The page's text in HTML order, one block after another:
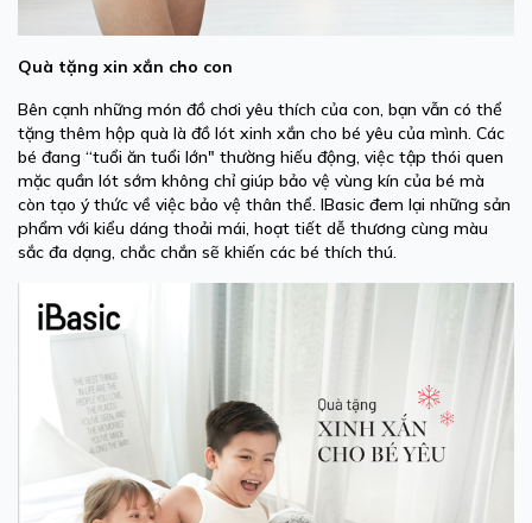
Quà tặng xin xắn cho con
Bên cạnh những món đồ chơi yêu thích của con, bạn vẫn có thể
tặng thêm hộp quà là đồ lót xinh xắn cho bé yêu của mình. Các
bé đang “tuổi ăn tuổi lớn" thường hiếu động, việc tập thói quen
mặc quần lót sớm không chỉ giúp bảo vệ vùng kín của bé mà
còn tạo ý thức về việc bảo vệ thân thể. IBasic đem lại những sản
phẩm với kiểu dáng thoải mái, hoạt tiết dễ thương cùng màu
sắc đa dạng, chắc chắn sẽ khiến các bé thích thú.